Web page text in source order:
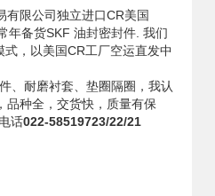
有限公司独立进口CR美国
年备货SKF 油封密封件. 我们
，以美国CR工厂空运直发中
、耐磨衬套、垫圈隔圈，我认
品种全，交货快，质量有保
话022-58519723/22/21